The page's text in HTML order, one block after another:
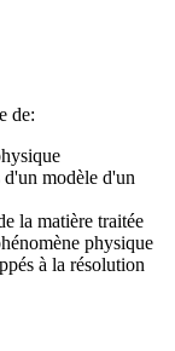
de:
modèle d'un
la matière traitée
physique
à la résolution